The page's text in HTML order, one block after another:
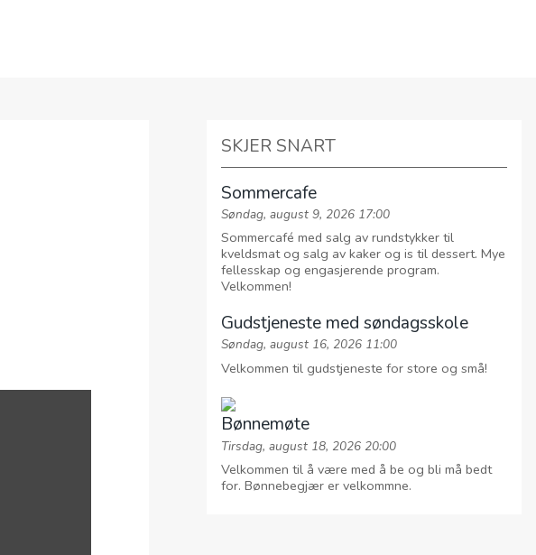
SKJER SNART
Sommercafe
Søndag, august 9, 2026 17:00
Sommercafé med salg av rundstykker til
kveldsmat og salg av kaker og is til dessert. Mye
fellesskap og engasjerende program.
Velkommen!
Gudstjeneste med søndagsskole
Søndag, august 16, 2026 11:00
Velkommen til gudstjeneste for store og små!
Bønnemøte
Tirsdag, august 18, 2026 20:00
Velkommen til å være med å be og bli må bedt
for. Bønnebegjær er velkommne.